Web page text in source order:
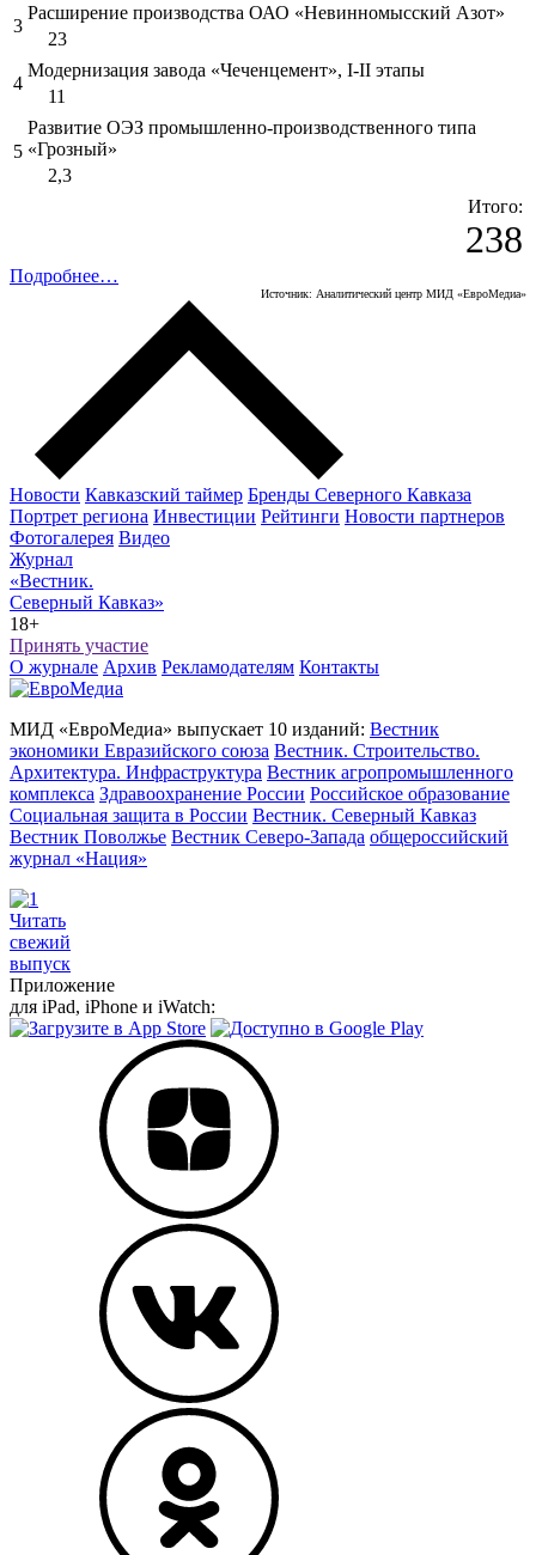
3
Расширение производства ОАО «Невинномысский Азот»
23
4
Модернизация завода «Чеченцемент», I-II этапы
11
5
Развитие ОЭЗ промышленно-производственного типа
«Грозный»
2,3
Итого:
238
Подробнее…
Источник: Аналитический центр МИД «ЕвроМедиа»
Новости Кавказский таймер Бренды Северного Кавказа
Портрет региона Инвестиции Рейтинги Новости партнеров
Фотогалерея Видео
Журнал
«Вестник.
Северный Кавказ»
18+
Принять участие
О журнале Архив Рекламодателям Контакты
МИД «ЕвроМедиа» выпускает 10 изданий: Вестник
экономики Евразийского союза Вестник. Строительство.
Архитектура. Инфраструктура Вестник агропромышленного
комплекса Здравоохранение России Российское образование
Социальная защита в России Вестник. Северный Кавказ
Вестник Поволжье Вестник Северо-Запада общероссийский
журнал «Нация»
Читать
свежий
выпуск
Приложение
для iPad, iPhone и iWatch: